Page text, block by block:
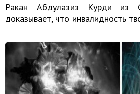
Ракан Абдулазиз Курди из
доказывает, что инвалидность